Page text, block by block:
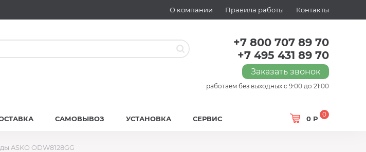
О компании Правила работы Контакты
+7 800 707 89 70
+7 495 431 89 70
Заказать звонок
работаем без выходных с 9:00 до 21:00
0 Р
0
САМОВЫВОЗ УСТАНОВКА СЕРВИС
ASKO ODW8128GG